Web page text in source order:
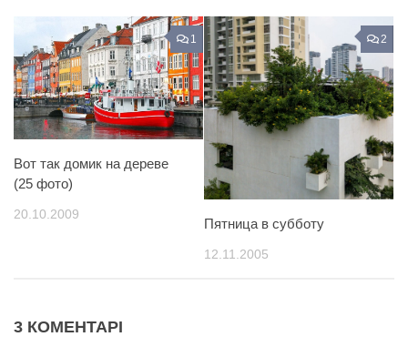
1
Вот так домик на дереве
(25 фото)
20.10.2009
2
Пятница в субботу
12.11.2005
3 КОМЕНТАРІ